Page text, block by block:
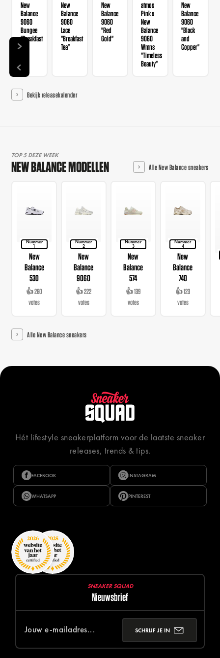
New
Balance
9060
Bungee
"Breakfast
Tea"
New
Balance
9060
Lace
"Breakfast
Tea"
New
Balance
9060
"Red
Gold"
atmos
Pink x
New
Balance
9060
Wmns
"Timeless
Beauty"
New
Balance
9060
"Black
and
Copper"
Bekijk releasekalender
TOP 5 DEZE WEEK
NEW BALANCE MODELLEN Alle New Balance sneakers
Nummer
1
New
Balance
530
👍 260
votes
Nummer
2
New
Balance
9060
👍 222
votes
Nummer
3
New
Balance
574
👍 139
votes
Nummer
4
New
Balance
740
👍 123
votes
Alle New Balance sneakers
Hét lifestyle sneakerplatform voor de laatste sneaker
releases, trends & tips.
FACEBOOK INSTAGRAM
WHATSAPP PINTEREST
SNEAKER SQUAD
Nieuwsbrief
SCHRIJF JE IN